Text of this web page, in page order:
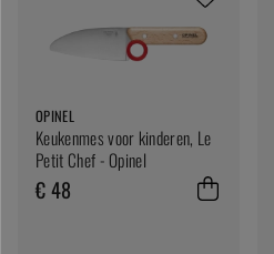
OPINEL
Keukenmes voor kinderen, Le
Petit Chef - Opinel
€ 48